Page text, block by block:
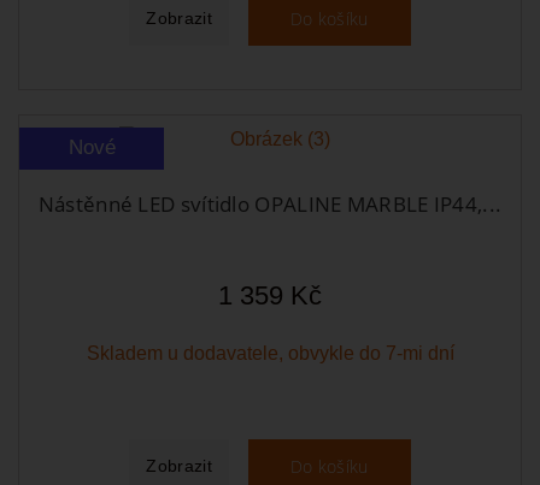
Zobrazit Do košíku
Nové
Nástěnné LED svítidlo OPALINE MARBLE IP44,...
1 359 Kč
Skladem u dodavatele, obvykle do 7-mi dní
Zobrazit Do košíku